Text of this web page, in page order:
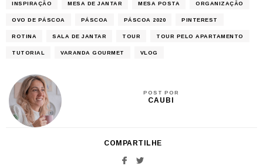
INSPIRAÇÃO MESA DE JANTAR MESA POSTA ORGANIZAÇÃO
OVO DE PÁSCOA PÁSCOA PÁSCOA 2020 PINTEREST
ROTINA SALA DE JANTAR TOUR TOUR PELO APARTAMENTO
TUTORIAL VARANDA GOURMET VLOG
POST POR
CAUBI
COMPARTILHE